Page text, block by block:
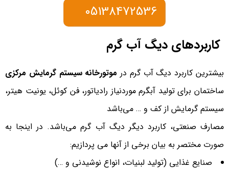
کاربردهای دیگ آب گرم
بیشترین کاربرد دیگ آب گرم در موتورخانه سیستم گرمایش مرکزی
ساختمان برای توليد آبگرم موردنیاز رادياتور، فن کوئل، يونيت هيتر،
سیستم گرمايش از کف و … می‌باشد
مصارف صنعتی، کاربرد دیگر دیگ آب گرم می‌باشد. در اینجا به
صورت مختصر به بیان برخی از آنها می پردازیم:
صنایع غذایی (تولید لبنیات، انواع نوشیدنی و …)